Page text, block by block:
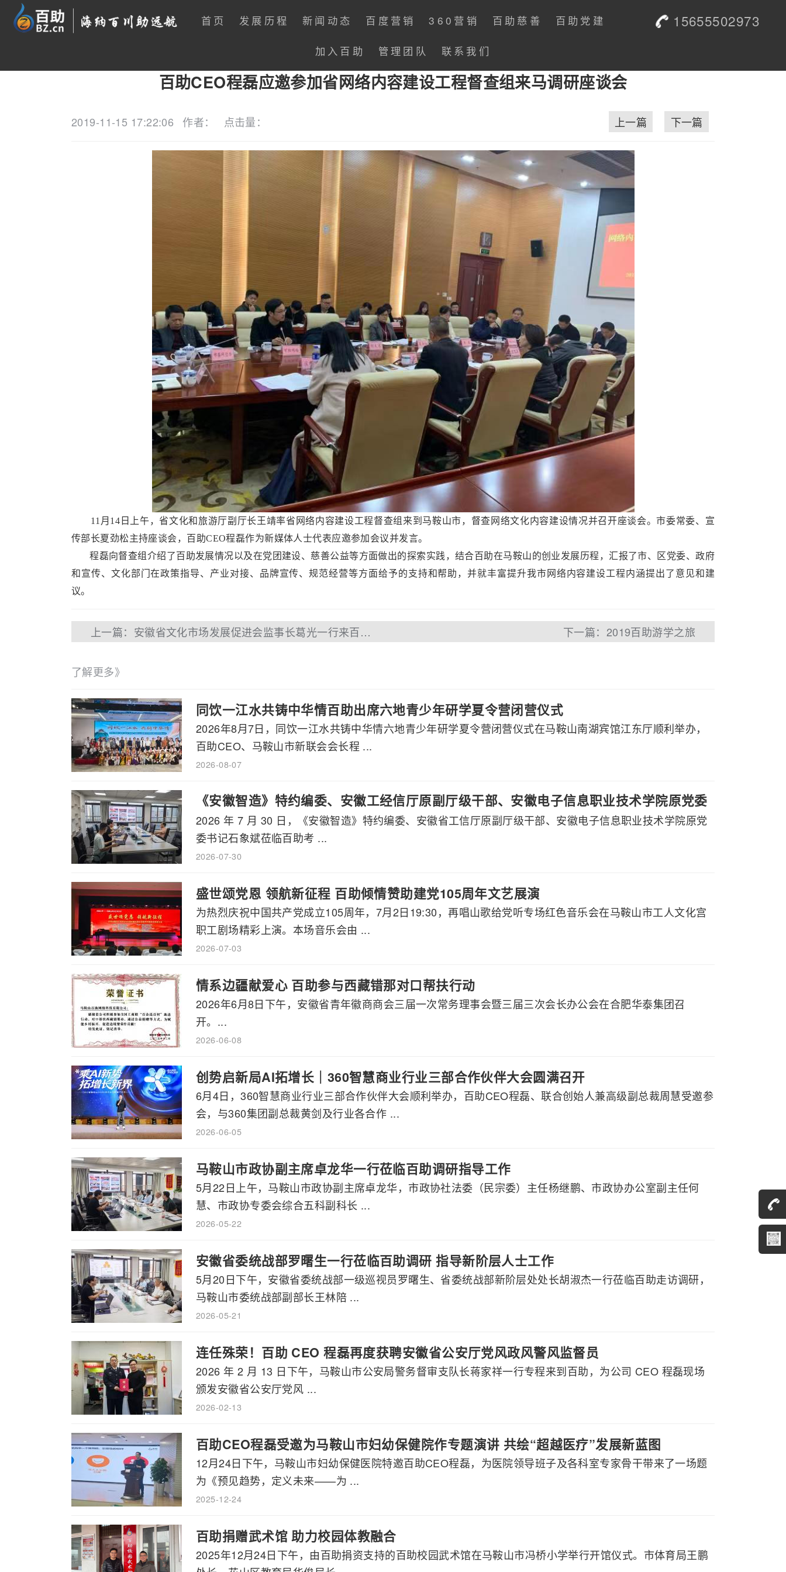
首页 发展历程 新闻动态 百度营销 360营销 百助慈善 百助党建
加入百助 管理团队 联系我们
15655502973
百助CEO程磊应邀参加省网络内容建设工程督查组来马调研座谈会
2019-11-15 17:22:06 作者： 点击量： 下一篇
上一篇
11月14日上午，省文化和旅游厅副厅长王靖率省网络内容建设工程督查组来到马鞍山市，督查网络文化内容建设情况并召开座谈会。市委常委、宣
传部长夏劲松主持座谈会，百助CEO程磊作为新媒体人士代表应邀参加会议并发言。
程磊向督查组介绍了百助发展情况以及在党团建设、慈善公益等方面做出的探索实践，结合百助在马鞍山的创业发展历程，汇报了市、区党委、政府
和宣传、文化部门在政策指导、产业对接、品牌宣传、规范经营等方面给予的支持和帮助，并就丰富提升我市网络内容建设工程内涵提出了意见和建
议。
上一篇：安徽省文化市场发展促进会监事长葛光一行来百助参观考察 下一篇：2019百助游学之旅
了解更多》
同饮一江水共铸中华情百助出席六地青少年研学夏令营闭营仪式
2026年8月7日，同饮一江水共铸中华情六地青少年研学夏令营闭营仪式在马鞍山南湖宾馆江东厅顺利举办，
百助CEO、马鞍山市新联会会长程 ...
2026-08-07
《安徽智造》特约编委、安徽工经信厅原副厅级干部、安徽电子信息职业技术学院原党委
书记石象斌莅临百助考察交流
2026 年 7 月 30 日，《安徽智造》特约编委、安徽省工信厅原副厅级干部、安徽电子信息职业技术学院原党
委书记石象斌莅临百助考 ...
2026-07-30
盛世颂党恩 领航新征程 百助倾情赞助建党105周年文艺展演
为热烈庆祝中国共产党成立105周年，7月2日19:30，再唱山歌给党听专场红色音乐会在马鞍山市工人文化宫
职工剧场精彩上演。本场音乐会由 ...
2026-07-03
情系边疆献爱心 百助参与西藏错那对口帮扶行动
2026年6月8日下午，安徽省青年徽商商会三届一次常务理事会暨三届三次会长办公会在合肥华泰集团召
开。...
2026-06-08
创势启新局AI拓增长｜360智慧商业行业三部合作伙伴大会圆满召开
6月4日，360智慧商业行业三部合作伙伴大会顺利举办，百助CEO程磊、联合创始人兼高级副总裁周慧受邀参
会，与360集团副总裁黄剑及行业各合作 ...
2026-06-05
马鞍山市政协副主席卓龙华一行莅临百助调研指导工作
5月22日上午，马鞍山市政协副主席卓龙华，市政协社法委（民宗委）主任杨继鹏、市政协办公室副主任何
慧、市政协专委会综合五科副科长 ...
2026-05-22
安徽省委统战部罗曙生一行莅临百助调研 指导新阶层人士工作
5月20日下午，安徽省委统战部一级巡视员罗曙生、省委统战部新阶层处处长胡淑杰一行莅临百助走访调研，
马鞍山市委统战部副部长王林陪 ...
2026-05-21
连任殊荣！百助 CEO 程磊再度获聘安徽省公安厅党风政风警风监督员
2026 年 2 月 13 日下午，马鞍山市公安局警务督审支队长蒋家祥一行专程来到百助，为公司 CEO 程磊现场
颁发安徽省公安厅党风 ...
2026-02-13
百助CEO程磊受邀为马鞍山市妇幼保健院作专题演讲 共绘“超越医疗”发展新蓝图
12月24日下午，马鞍山市妇幼保健医院特邀百助CEO程磊，为医院领导班子及各科室专家骨干带来了一场题
为《预见趋势，定义未来——为 ...
2025-12-24
百助捐赠武术馆 助力校园体教融合
2025年12月24日下午，由百助捐资支持的百助校园武术馆在马鞍山市冯桥小学举行开馆仪式。市体育局王鹏